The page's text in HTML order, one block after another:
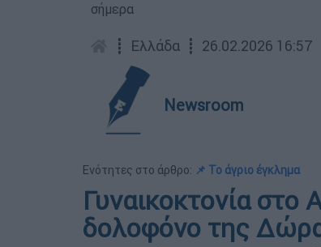
σήμερα
┋ Ελλάδα ┋ 26.02.2026 16:57
Newsroom
Ενότητες στο άρθρο: 📌 Το άγριο έγκλημα
Γυναικοκτονία στο
δολοφόνο της